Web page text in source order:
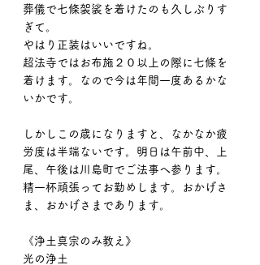
葬儀で七條袈裟を着けたのも久しぶりす
ぎて。
やはり正装はいいですね。
超法寺ではお布施２０以上の際に七條を
着けます。なので今は年間一度あるかな
いかです。
しかしこの歳になりますと、なかなか疲
労度は半端ないです。明日は午前中、上
尾、午後は川島町でご法事へ参ります。
精一杯頑張ってお勤めします。おかげさ
ま、おかげさまであります。
《浄土真宗のみ教え》
光の浄土